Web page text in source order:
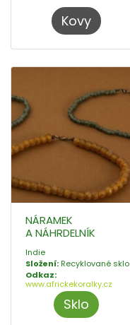
Kovy
NÁRAMEK
A NÁHRDELNÍK
Indie
Složení: Recyklované sklo
Odkaz:
www.africkekoralky.cz
Sklo